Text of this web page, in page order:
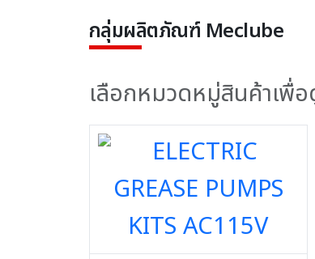
กลุ่มผลิตภัณฑ์ Meclube
เลือกหมวดหมู่สินค้าเพื่อ